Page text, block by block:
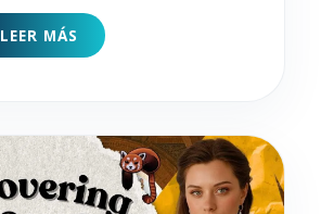
LEER MÁS